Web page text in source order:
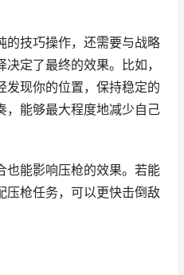
的技巧操作，还需要与战略
定了最终的效果。比如，
发现你的位置，保持稳定的
，能够最大程度地减少自己
也能影响压枪的效果。若能
压枪任务，可以更快击倒敌